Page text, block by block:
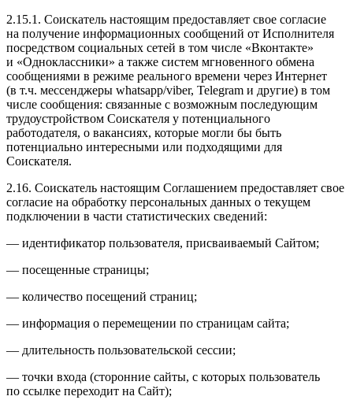
2.15.1. Соискатель настоящим предоставляет свое согласие
на получение информационных сообщений от Исполнителя
посредством социальных сетей в том числе «Вконтакте»
и «Одноклассники» а также систем мгновенного обмена
сообщениями в режиме реального времени через Интернет
(в т.ч. мессенджеры whatsapp/viber, Telegram и другие) в том
числе сообщения: связанные с возможным последующим
трудоустройством Соискателя у потенциального
работодателя, о вакансиях, которые могли бы быть
потенциально интересными или подходящими для
Соискателя.
2.16. Соискатель настоящим Соглашением предоставляет свое
согласие на обработку персональных данных о текущем
подключении в части статистических сведений:
— идентификатор пользователя, присваиваемый Сайтом;
— посещенные страницы;
— количество посещений страниц;
— информация о перемещении по страницам сайта;
— длительность пользовательской сессии;
— точки входа (сторонние сайты, с которых пользователь
по ссылке переходит на Сайт);